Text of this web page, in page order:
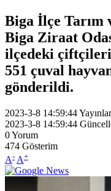
Biga İlçe Tarım
Biga Ziraat
ilçedeki
551 çuval
gönderildi.
2023-3-8 14:59:44
2023-3-8 14:59:44
0Yorum
474 Gösterim
A- A+